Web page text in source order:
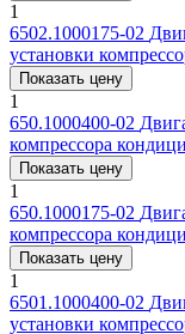
1
6502.1000175-02
установки
Показать цену
1
650.1000400-02
компрессора
Показать цену
1
650.1000175-02
компрессора
Показать цену
1
6501.1000400-02
установки